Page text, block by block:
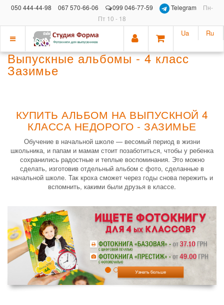
050 444-44-98 067 570-66-06 099 046-77-59 Telegram
Пн-
Пт 10 - 18
Показать
меню
Ua Ru
Выпускные альбомы - 4 класс
Зазимье
КУПИТЬ АЛЬБОМ НА ВЫПУСКНОЙ 4
КЛАССА НЕДОРОГО - ЗАЗИМЬЕ
Обучение в начальной школе — весомый период в жизни
школьника, и папам и мамам стоит позаботиться, чтобы у ребенка
сохранились радостные и теплые воспоминания. Это можно
сделать, изготовив отдельный альбом с фото, сделанные в
начальной школе. Так кроха сможет через годы снова пережить и
вспомнить, какими были друзья в классе.